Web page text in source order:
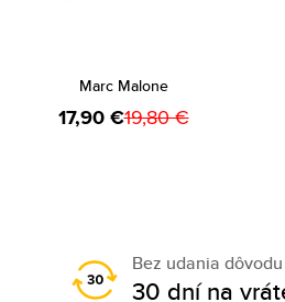
Marc Malone
17,90 €19,80 €
Bez udania dôvodu
30 dní na